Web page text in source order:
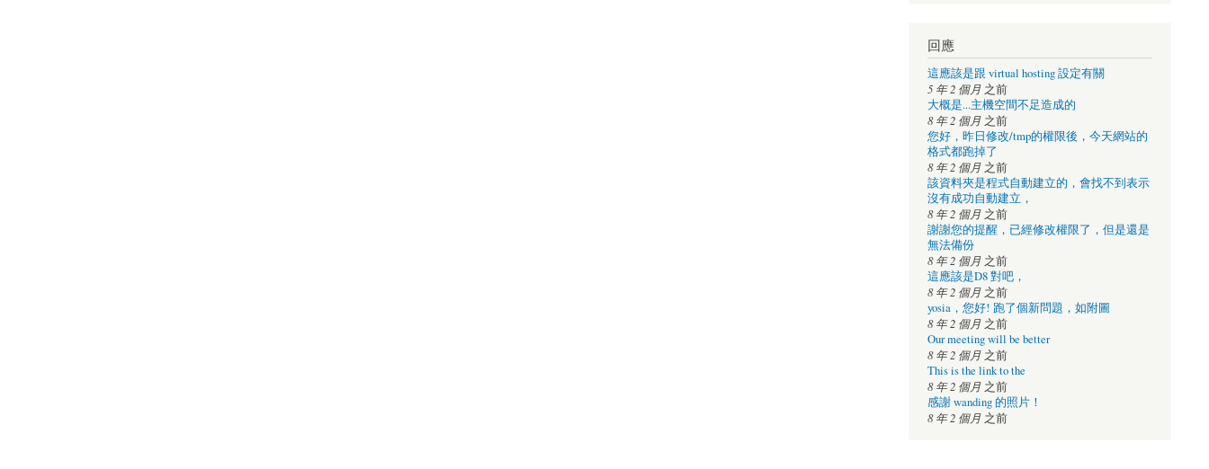
回應
這應該是跟 virtual hosting 設定有關
5 年 2 個月之前
大概是...主機空間不足造成的
8 年 2 個月之前
您好，昨日修改/tmp的權限後，今天網站的
格式都跑掉了
8 年 2 個月之前
該資料夾是程式自動建立的，會找不到表示
沒有成功自動建立，
8 年 2 個月之前
謝謝您的提醒，已經修改權限了，但是還是
無法備份
8 年 2 個月之前
這應該是D8 對吧，
8 年 2 個月之前
yosia，您好! 跑了個新問題，如附圖
8 年 2 個月之前
Our meeting will be better
8 年 2 個月之前
This is the link to the
8 年 2 個月之前
感謝 wanding 的照片！
8 年 2 個月之前